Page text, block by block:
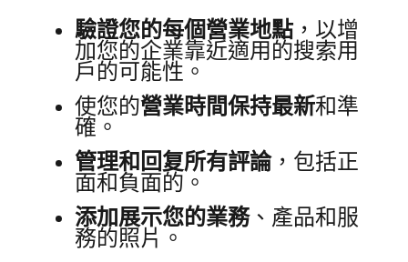
驗證您的每個營業地點 ，以增
加您的企業靠近適用的搜索用
戶的可能性。
使您的營業時間保持最新和準
確。
管理和回复所有評論，包括正
面和負面的。
添加展示您的業務、產品和服
務的照片。